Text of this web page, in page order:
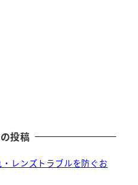
投稿
レンズトラブルを防ぐお